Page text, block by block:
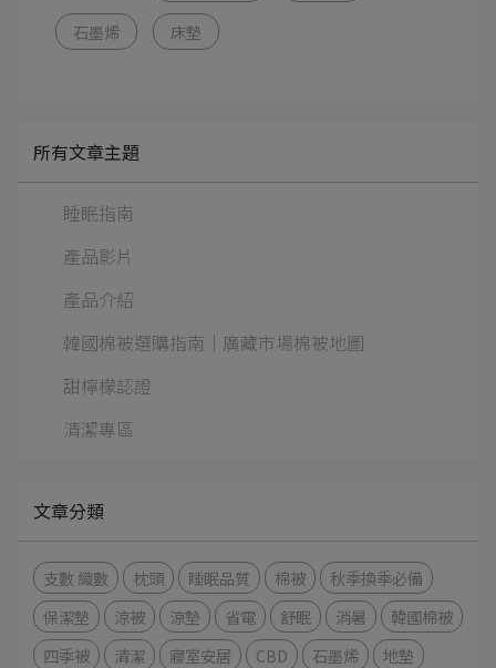
石墨烯 床墊
所有文章主題
睡眠指南
產品影片
產品介紹
韓國棉被選購指南｜廣藏市場棉被地圖
甜檸檬認證
清潔專區
文章分類
支數 織數 枕頭 睡眠品質 棉被
秋季換季必備
保潔墊
涼被 涼墊 省電 舒眠 消暑
韓國棉被
四季被
清潔 寢室安居 CBD 石墨烯
地墊